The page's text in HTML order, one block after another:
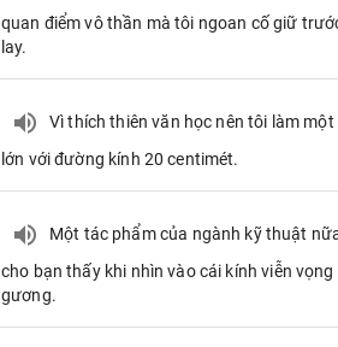
quan điểm vô thần mà tôi ngoan cố giữ
lay.
Vì thích thiên văn học nên tôi làm
lớn với đường kính 20 centimét.
Một tác phẩm của ngành kỹ thuật
cho bạn thấy khi nhìn vào cái kính viễn vọng
gương.